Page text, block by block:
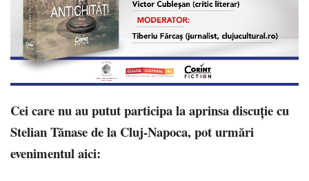
Cei care nu au putut participa la aprinsa discuție cu
Stelian Tănase de la Cluj-Napoca, pot urmări
evenimentul aici: